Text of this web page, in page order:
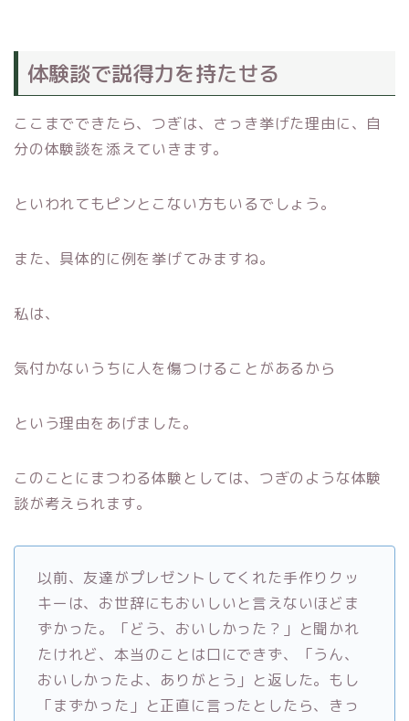
体験談で説得力を持たせる
ここまでできたら、つぎは、さっき挙げた理由に、自
分の体験談を添えていきます。
といわれてもピンとこない方もいるでしょう。
また、具体的に例を挙げてみますね。
私は、
気付かないうちに人を傷つけることがあるから
という理由をあげました。
このことにまつわる体験としては、つぎのような体験
談が考えられます。
以前、友達がプレゼントしてくれた手作りクッ
キーは、お世辞にもおいしいと言えないほどま
ずかった。「どう、おいしかった？」と聞かれ
たけれど、本当のことは口にできず、「うん、
おいしかったよ、ありがとう」と返した。もし
「まずかった」と正直に言ったとしたら、きっ